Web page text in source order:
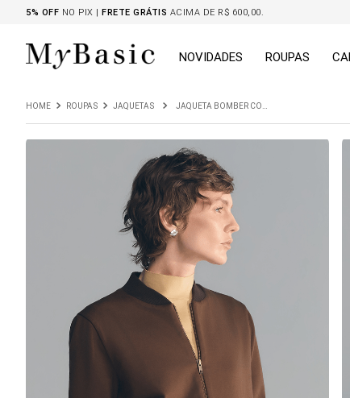
5% OFF NO PIX | FRETE GRÁTIS ACIMA DE R$ 600,00.
NOVIDADES ROUPAS
ROUPAS JAQUETAS JAQUETA BOMBER COM BOLSOS LAVREC MARROM CAFÉ